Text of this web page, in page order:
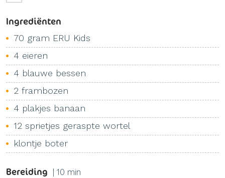
Ingrediënten
70 gram ERU Kids
4 eieren
4 blauwe bessen
2 frambozen
4 plakjes banaan
12 sprietjes geraspte wortel
klontje boter
Bereiding | 10 min